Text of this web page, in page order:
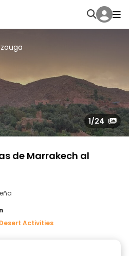
1/24
de Marrakech al
Activities